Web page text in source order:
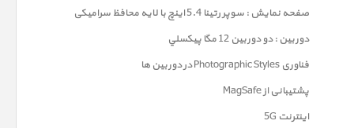
صفحه نمايش : سوپر رتينا 5.4 اينچ با لایه محافظ سرامیکی
دوربين : دو دوربین 12 مگا پيکسلي
فناوری Photographic Stylesدر دوربین ها
پشتیبانی از MagSafe
اینترنت 5G